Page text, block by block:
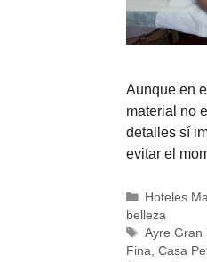
Aunque en
material no
detalles sí
evitar el
Hoteles
belleza
Ayre Gran
Fina Casa